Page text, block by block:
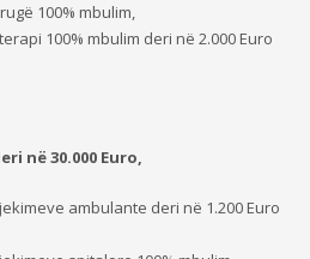
100% mbulim,
100% mbulim deri në 2.000 Euro
në 30.000 Euro,
ambulante deri në 1.200 Euro